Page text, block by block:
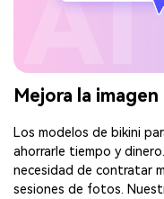
Mejora la
Los modelos de bikini
ahorrarle tiempo y
necesidad de contratar
sesiones de fotos.